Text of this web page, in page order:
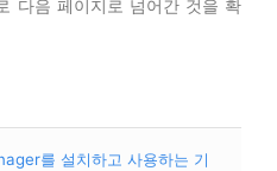
다음 페이지로 넘어간 것을 확
를 설치하고 사용하는 기